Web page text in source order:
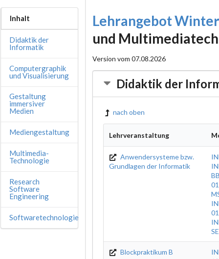
Inhalt
Didaktik der
Informatik
Computergraphik
und Visualisierung
Gestaltung
immersiver
Medien
Mediengestaltung
Multimedia-
Technologie
Research
Software
Engineering
Softwaretechnologie
Lehrangebot
und
Version vom 07.08.2026
Didaktik der
nach oben
Lehrveranstaltung
Anwendersysteme bzw.
Grundlagen der Informatik
01
01
Blockpraktikum B